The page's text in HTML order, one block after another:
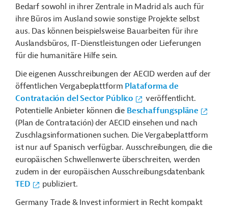
Bedarf sowohl in ihrer Zentrale in Madrid als auch für
ihre Büros im Ausland sowie sonstige Projekte selbst
aus. Das können beispielsweise Bauarbeiten für ihre
Auslandsbüros, IT-Dienstleistungen oder Lieferungen
für die humanitäre Hilfe sein.
Die eigenen Ausschreibungen der AECID werden auf der
öffentlichen Vergabeplattform Plataforma de
Contratación del Sector Público
veröffentlicht.
Potentielle Anbieter können die Beschaffungspläne
(Plan de Contratación)der AECID einsehen und nach
Zuschlagsinformationen suchen. Die Vergabeplattform
ist nur auf Spanisch verfügbar. Ausschreibungen, diedie
europäischen Schwellenwerte überschreiten, werden
zudem in der europäischen Ausschreibungsdatenbank
TED
publiziert.
Germany Trade & Invest informiert in Recht kompakt